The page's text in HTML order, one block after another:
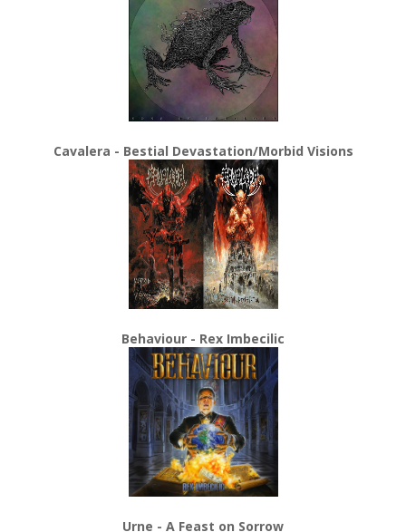
Cavalera - Bestial Devastation/Morbid Visions
Behaviour - Rex Imbecilic
Urne - A Feast on Sorrow